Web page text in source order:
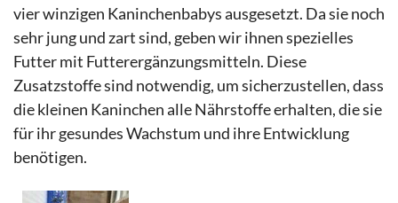
vier winzigen Kaninchenbabys ausgesetzt. Da sie noch
sehr jung und zart sind, geben wir ihnen spezielles
Futter mit Futterergänzungsmitteln. Diese
Zusatzstoffe sind notwendig, um sicherzustellen, dass
die kleinen Kaninchen alle Nährstoffe erhalten, die sie
für ihr gesundes Wachstum und ihre Entwicklung
benötigen.